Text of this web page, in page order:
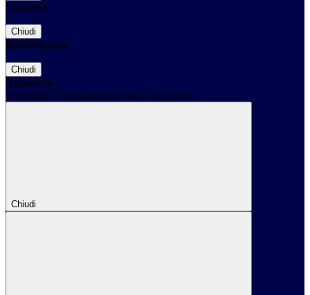
Successo
Chiudi
Informazione
Chiudi
Attendere...
Attendere il completamento dell'operazione...
Chiudi